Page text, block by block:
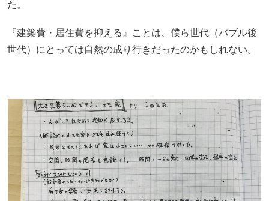
た。
『建築費・居住費を抑える』ことは、僕ら世代（バブル後
世代）にとっては自然の成り行きだったのかもしれない。